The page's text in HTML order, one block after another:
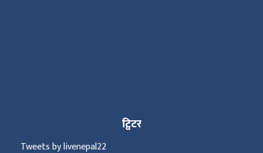
ट्विटर
Tweets by livenepal22